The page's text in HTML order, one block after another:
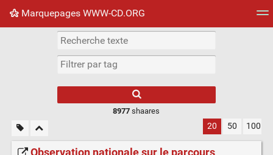
Marquepages WWW-CD.ORG
Nuage de tags Mur d'images
8977 shaares
20 50 100